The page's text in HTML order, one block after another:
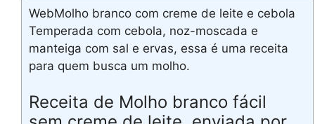
WebMolho branco com creme de leite e cebola
Temperada com cebola, noz-moscada e
manteiga com sal e ervas, essa é uma receita
para quem busca um molho.
Receita de Molho branco fácil